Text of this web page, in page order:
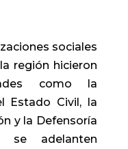
sociales
región hicieron
como la
Estado Civil, la
y la Defensoría
adelanten